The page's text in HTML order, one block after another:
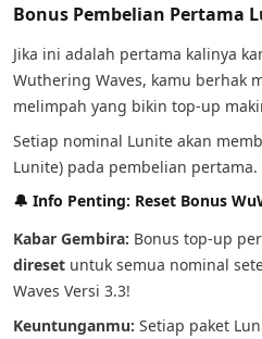
Bonus Pembelian Pertama
Jika ini adalah pertama kalinya
Wuthering Waves, kamu berhak
melimpah yang bikin top-up
Setiap nominal Lunite akan
Lunite) pada pembelian pertama.
🔔 Info Penting: Reset Bonus
Kabar Gembira: Bonus top-up
direset untuk semua nominal
Waves Versi 3.3!
Keuntunganmu: Setiap paket